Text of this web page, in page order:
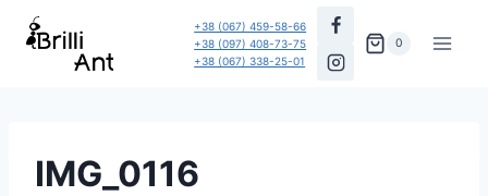
Перейти
+38 (067) 459-58-66
+38 (097) 408-73-75
+38 (067) 338-25-01
0
IMG_0116